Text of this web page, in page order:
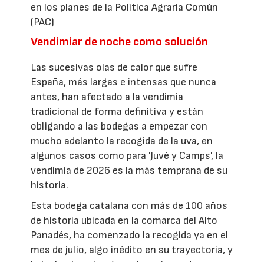
en los planes de la Política Agraria Común
(PAC)
Vendimiar de noche como solución
Las sucesivas olas de calor que sufre
España, más largas e intensas que nunca
antes, han afectado a la vendimia
tradicional de forma definitiva y están
obligando a las bodegas a empezar con
mucho adelanto la recogida de la uva, en
algunos casos como para 'Juvé y Camps', la
vendimia de 2026 es la más temprana de su
historia.
Esta bodega catalana con más de 100 años
de historia ubicada en la comarca del Alto
Panadés, ha comenzado la recogida ya en el
mes de julio, algo inédito en su trayectoria, y